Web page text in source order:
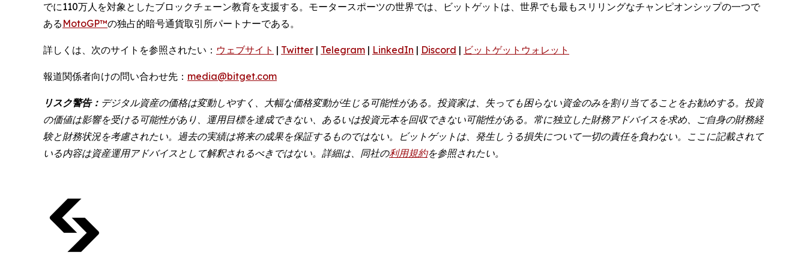
でに110万人を対象としたブロックチェーン教育を支援する。モータースポーツの世界では、ビットゲットは、世界でも最もスリリングなチャンピオンシップの一つで
ある MotoGP™の独占的暗号通貨取引所パートナーである。
詳しくは、次のサイトを参照されたい： ウェブサイト | Twitter | Telegram | LinkedIn | Discord | ビットゲットウォレット
報道関係者向けの問い合わせ先： media@bitget.com
リスク警告： デジタル資産の価格は変動しやすく、大幅な価格変動が生じる可能性がある。投資家は、失っても困らない資金のみを割り当てることをお勧めする。投資
の価値は影響を受ける可能性があり、運用目標を達成できない、あるいは投資元本を回収できない可能性がある。常に独立した財務アドバイスを求め、ご自身の財務経
験と財務状況を考慮されたい。過去の実績は将来の成果を保証するものではない。ビットゲットは、発生しうる損失について一切の責任を負わない。ここに記載されて
いる内容は資産運用アドバイスとして解釈されるべきではない。詳細は、同社の利用規約を参照されたい。